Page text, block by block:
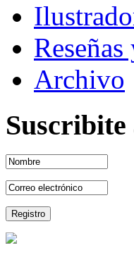
Archivo
Suscribite